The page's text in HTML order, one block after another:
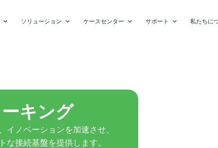
ソリューション ケースセンター サポート 私たちに
キング
ノベーションを加速させ、
な接続基盤を提供します。